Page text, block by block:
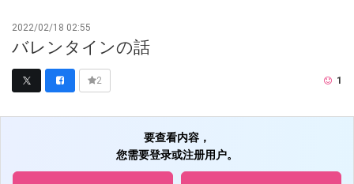
2022/02/18 02:55
バレンタインの話
2 1
要查看内容，
您需要登录或注册用户。